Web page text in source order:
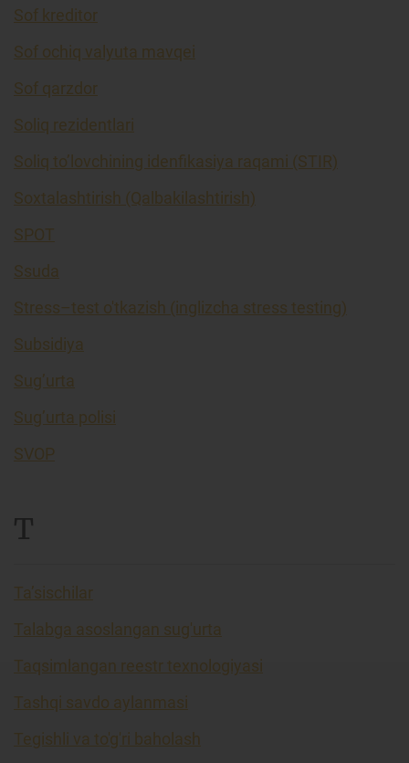
Sof kreditor
Sof ochiq valyuta mavqei
Sof qarzdor
Soliq rezidentlari
Soliq to’lovchining idenfikasiya raqami (STIR)
Soxtalashtirish (Qalbakilashtirish)
SPOT
Ssuda
Stress–test o'tkazish (inglizcha stress testing)
Subsidiya
Sug’urta
Sug’urta polisi
SVOP
T
Ta’sischilar
Talabga asoslangan sug'urta
Taqsimlangan reestr texnologiyasi
Tashqi savdo aylanmasi
Tegishli va to'g'ri baholash